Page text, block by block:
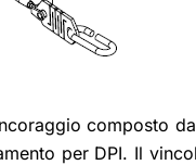
composto
per DPI. Il